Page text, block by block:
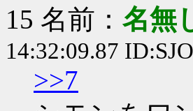
15 名前： 名無
14:32:09.87
>>7